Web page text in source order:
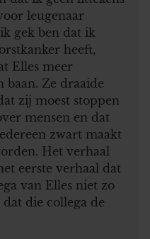
leugenaar
gek ben dat ik
heeft,
Elles meer
Ze draaide
zij moest stoppen
mensen en dat
zwart maakt
Het verhaal
eerste verhaal dat
van Elles niet zo
die collega de